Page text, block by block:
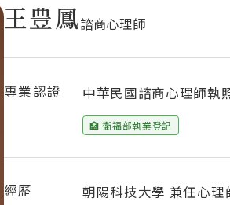
王豊鳳諮商心理師
專業認證 中華民國諮商心理師執
🏥 衛福部執業登記
經歷
朝陽科技大學 兼任心理